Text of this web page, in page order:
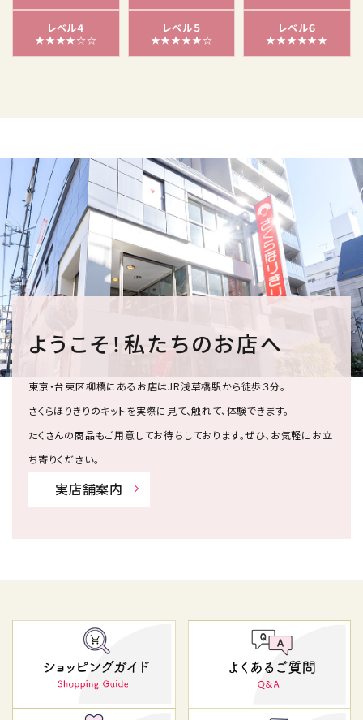
レベル４
★★★★☆☆
レベル５
★★★★★☆
レベル６
★★★★★★
ようこそ！私たちのお店へ
東京・台東区柳橋にあるお店はJR浅草橋駅から徒歩３分。
さくらほりきりのキットを実際に見て、触れて、体験できます。
たくさんの商品もご用意してお待ちしております。ぜひ、お気軽にお立
ち寄りください。
実店舗案内